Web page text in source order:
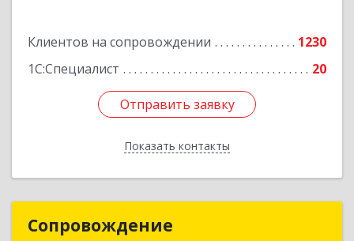
Клиентов на сопровождении
1230
1С:Специалист
20
Отправить заявку
Показать контакты
Подробнее
Отправить заявку
Назад
Сопровождение